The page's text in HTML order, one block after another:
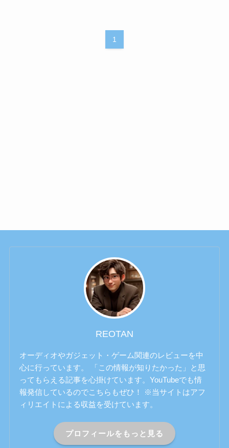
1
REOTAN
オーディオやガジェット・ゲーム関連のレビューを中
心に行っています。 「この情報が知りたかった」と思
ってもらえる記事を心掛けています。YouTubeでも情
報発信しているのでこちらもぜひ！ ※当サイトはアフ
ィリエイトによる収益を受けています。
プロフィールをもっと見る